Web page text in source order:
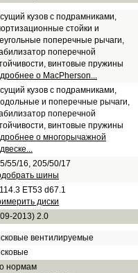
кузов с подрамниками,
стойки и
поперечные рычаги,
поперечной
винтовые пружины
о MacPherson...
кузов с подрамниками,
и поперечные рычаги,
поперечной
винтовые пружины
о многорычажной
55/16, 205/50/17
шины
ET53 d67.1
диски
2013) 2.0
вентилируемые
нормам